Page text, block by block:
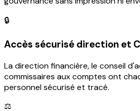
🔒
Accès sécurisé direction et
La direction financière, le conseil
commissaires aux comptes ont
personnel sécurisé et tracé.
⚖️